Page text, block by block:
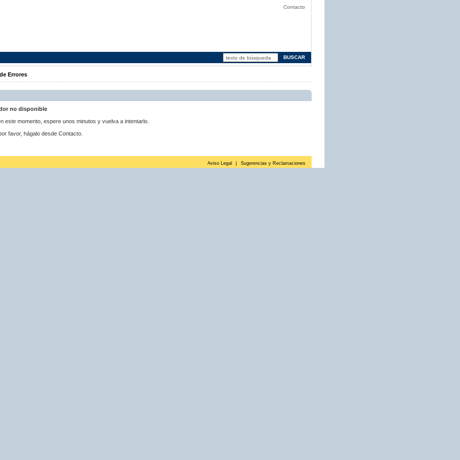
Contacto
Errores
no disponible
este momento, espere unos minutos y vuelva a intentarlo.
favor, hágalo desde Contacto.
Aviso Legal Sugerencias y Reclamaciones